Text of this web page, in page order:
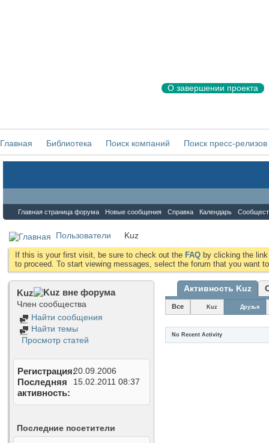
О завершении проекта
Главная Библиотека Поиск компаний Поиск пресс-релизов
Главная страница форума Новые сообщения Справка Календарь
Пользователи Kuz
If this is your first visit, be sure to check out the FAQ by clicking the
to proceed. To start viewing messages, select the forum that you want
Kuz
Член сообщества
Найти сообщения
Найти темы
Просмотр статей
Регистрация20.09.2006
Последняя
активность
15.02.2011 08:37
Последние посетители
Активность Kuz
Все Kuz Друзья
No Recent Activity